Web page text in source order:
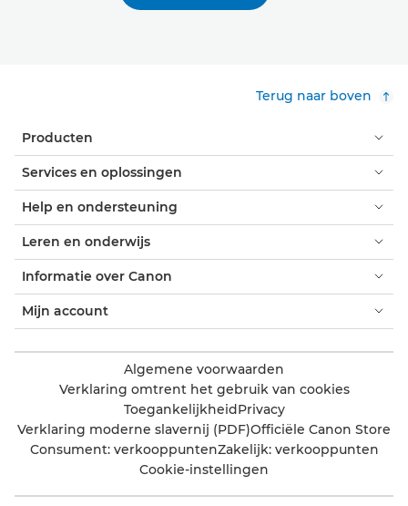
Terug naar boven
Producten
Services en oplossingen
Help en ondersteuning
Leren en onderwijs
Informatie over Canon
Mijn account
Algemene voorwaarden
Verklaring omtrent het gebruik van cookies
ToegankelijkheidPrivacy
Verklaring moderne slavernij (PDF)Officiële Canon Store
Consument: verkooppuntenZakelijk: verkooppunten
Cookie-instellingen